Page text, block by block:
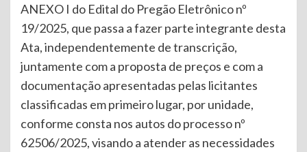
ANEXO I do Edital do Pregão Eletrônico nº
19/2025, que passa a fazer parte integrante desta
Ata, independentemente de transcrição,
juntamente com a proposta de preços e com a
documentação apresentadas pelas licitantes
classificadas em primeiro lugar, por unidade,
conforme consta nos autos do processo nº
62506/2025, visando a atender as necessidades